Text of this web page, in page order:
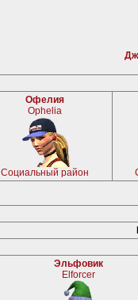
Офелия
Ophelia
Социальный район
Эльфовик
Elforcer